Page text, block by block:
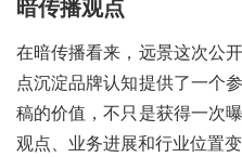
暗传播观点
在暗传播看来，远景这次公
点沉淀品牌认知提供了一个
稿的价值，不只是获得一次
观点、业务进展和行业位置